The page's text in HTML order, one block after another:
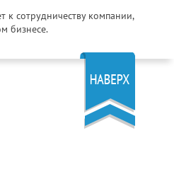
к сотрудничеству компании,
бизнесе.